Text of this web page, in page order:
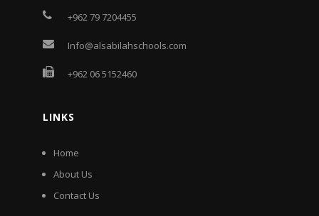
+962 79 7204455
Info@alsabilahschools.com
+962 06 5152460
LINKS
Home
About Us
Contact Us